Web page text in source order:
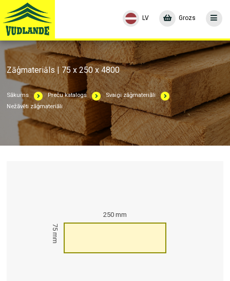
Grozs
LV
Zāģmateriāls | 75 x 250 x 4800
Sākums Preču katalogs
Svaigi zāģmateriāli
Nežāvēti zāģmateriāli
250 mm
75 mm